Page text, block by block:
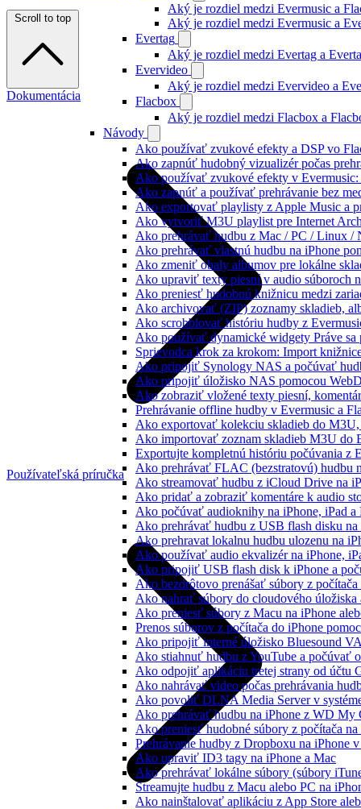
Aký je rozdiel medzi Evermusic a
Aký je rozdiel medzi Evermusic a
Evertag
Aký je rozdiel medzi Evertag a
Evervideo
Aký je rozdiel medzi Evervideo a
Flacbox
Aký je rozdiel medzi Flacbox a
Návody
Ako používať zvukové efekty a DSP vo
Ako zapnúť hudobný vizualizér počas
Ako používať zvukové efekty v Evermusic:
Ako zapnúť a používať prehrávanie bez
Ako exportovať playlisty z Apple Music a
Ako vytvoriť M3U playlist pre Internet
Ako prehrávať hudbu z Mac / PC / Linux
Ako prehrávať vlastnú hudbu na iPhone
Ako zmeniť obaly albumov pre lokálne
Ako upraviť texty piesní v audio súboroch
Ako preniesť hudobnú knižnicu medzi
Ako archivovať (ZIP) zoznamy skladieb,
Ako scrobblovať históriu hudby z
Ako používať dynamické widgety Práve sa
Sprievodca krok za krokom: Import
Ako pripojiť Synology NAS a počúvať
Ako pripojiť úložisko NAS pomocou
Ako zobraziť vložené texty piesní,
Prehrávanie offline hudby v Evermusic a
Ako exportovať kolekciu skladieb do
Ako importovať zoznam skladieb M3U do
Exportujte kompletnú históriu počúvania z
Ako prehrávať FLAC (bezstratovú) hudbu
Ako streamovať hudbu z iCloud Drive na
Ako pridať a zobraziť komentáre k audio
Ako počúvať audioknihy na iPhone, iPad a
Ako prehrávať hudbu z USB flash disku
Ako prehravat lokalnu hudbu ulozenu na
Ako používať audio ekvalizér na iPhone,
Ako pripojiť USB flash disk k iPhone a
Ako bezdrôtovo prenášať súbory z
Ako nahrať súbory do cloudového
Ako preniesť súbory z Macu na iPhone
Prenos súborov z počítača do iPhone
Ako pripojiť interné úložisko Bluesound
Ako stiahnuť hudbu z YouTube a počúvať
Ako odpojiť aplikáciu tretej strany od účtu
Ako nahrávať video počas prehrávania
Ako povoliť DLNA Media Server v
Ako prehrávať hudbu na iPhone z WD My
Ako preniesť hudobné súbory z počítača
Prehrávanie hudby z Dropboxu na iPhone
Ako upraviť ID3 tagy na iPhone a Mac
Ako prehrávať lokálne súbory (súbory
Streamujte hudbu z Macu alebo PC na
Ako nainštalovať aplikáciu z App Store
Scroll to top
Dokumentácia
Používateľská príručka